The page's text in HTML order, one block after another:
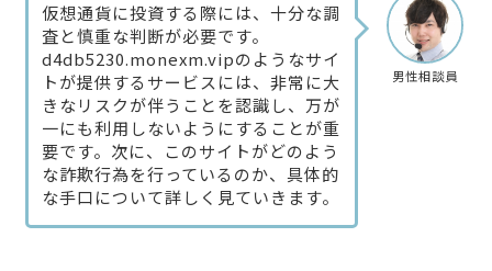
男性相談員
仮想通貨に投資する際には、十分な調
査と慎重な判断が必要です。
d4db5230.monexm.vipのようなサイ
トが提供するサービスには、非常に大
きなリスクが伴うことを認識し、万が
一にも利用しないようにすることが重
要です。次に、このサイトがどのよう
な詐欺行為を行っているのか、具体的
な手口について詳しく見ていきます。